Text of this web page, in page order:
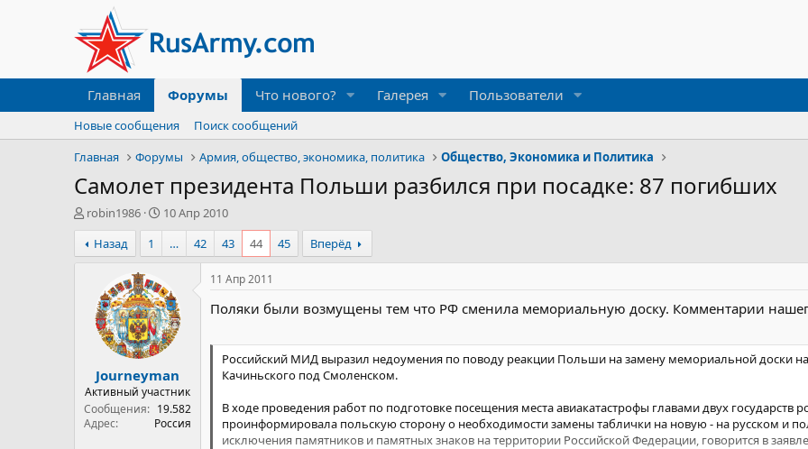
Главная Форумы Что нового? Галерея Пользователи
Новые сообщения
Поиск сообщений
Главная
Форумы Армия, общество, экономика, политика Общество, Экономика и Политика
Самолет президента Польши разбился при посадке: 87 погибших
А
в
т
о
robin1986
Д
а
а
а
ч
а
л
10 Апр 2010
Назад
1 … 42 43 44 45 Вперёд
Journeyman
Активный участник
Сообщения
19.582
Адрес
Россия
11 Апр 2011
Поляки были возмущены тем что РФ сменила мемориальную доску. Комментарии
Российский МИД выразил недоумения по поводу реакции Польши на замену мемориальной доски
Качиньского под Смоленском.
В ходе проведения работ по подготовке посещения места авиакатастрофы главами двух государств
проинформировала польскую сторону о необходимости замены таблички на новую - на русском и
исключения памятников и памятных знаков на территории Российской Федерации, говорится в